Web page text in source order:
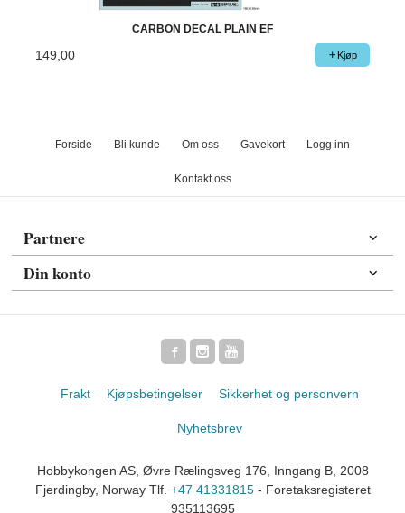
CARBON DECAL PLAIN EF
149,00 Kjøp
Forside Bli kunde Om oss Gavekort Logg inn
Kontakt oss
Partnere
Din konto
Frakt Kjøpsbetingelser Sikkerhet og personvern
Nyhetsbrev
Hobbykongen AS, Øvre Rælingsveg 176, Inngang B, 2008
Fjerdingby, Norway Tlf. +47 41331815- Foretaksregisteret
935113695